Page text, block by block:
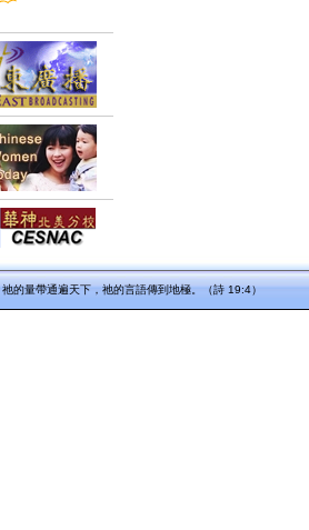
祂的量帶通遍天下，祂的言語傳到地極。（詩 19:4）